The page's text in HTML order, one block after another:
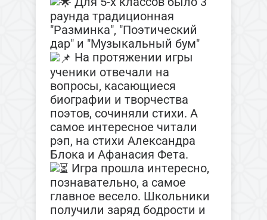
раунда традиционная
"Разминка", "Поэтический
дар" и "Музыкальный бум"
На протяжении игры
ученики отвечали на
вопросы, касающиеся
биографии и творчества
поэтов, сочиняли стихи. А
самое интересное читали
рэп, на стихи Александра
Блока и Афанасия Фета.
Игра прошла интересно,
познавательно, а самое
главное весело. Школьники
получили заряд бодрости и